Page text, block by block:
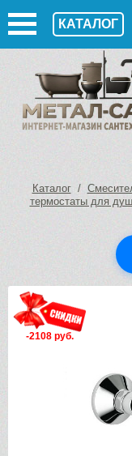
КАТАЛОГ
Каталог/
термостаты для
-2108 руб.